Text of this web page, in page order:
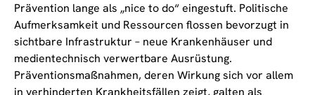
Prävention lange als „nice to do“ eingestuft. Politische
Aufmerksamkeit und Ressourcen flossen bevorzugt in
sichtbare Infrastruktur – neue Krankenhäuser und
medientechnisch verwertbare Ausrüstung.
Präventionsmaßnahmen, deren Wirkung sich vor allem